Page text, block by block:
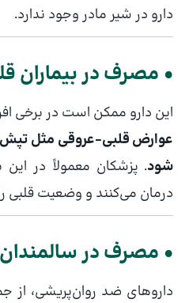
دارو در شیر مادر وجود ندارد.
• مصرف در بیماران
این دارو ممکن است در برخی
عوارض قلبی–عروقی مثل تپش
شود. پزشکان معمولاً در این
درمان می‌کنند و وضعیت قلبی
• مصرف در
داروهای ضد روان‌پریشی، از